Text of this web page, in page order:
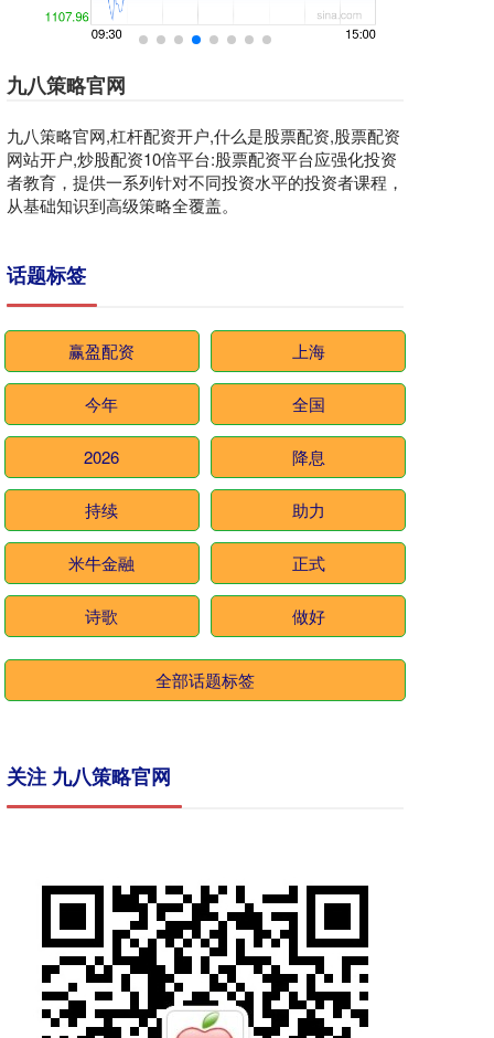
九八策略官网
九八策略官网,杠杆配资开户,什么是股票配资,股票配资
网站开户,炒股配资10倍平台:股票配资平台应强化投资
者教育，提供一系列针对不同投资水平的投资者课程，
从基础知识到高级策略全覆盖。
话题标签
赢盈配资 上海
今年 全国
2026 降息
持续 助力
米牛金融 正式
诗歌 做好
全部话题标签
关注 九八策略官网